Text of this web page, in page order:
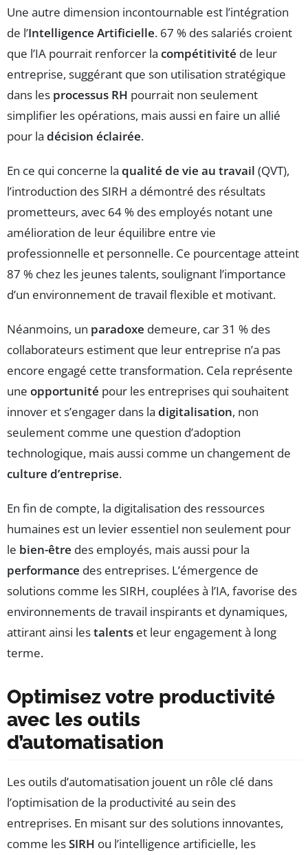
Une autre dimension incontournable est l’intégration
de l’Intelligence Artificielle. 67 % des salariés croient
que l’IA pourrait renforcer la compétitivité de leur
entreprise, suggérant que son utilisation stratégique
dans les processus RH pourrait non seulement
simplifier les opérations, mais aussi en faire un allié
pour la décision éclairée.
En ce qui concerne la qualité de vie au travail (QVT),
l’introduction des SIRH a démontré des résultats
prometteurs, avec 64 % des employés notant une
amélioration de leur équilibre entre vie
professionnelle et personnelle. Ce pourcentage atteint
87 % chez les jeunes talents, soulignant l’importance
d’un environnement de travail flexible et motivant.
Néanmoins, un paradoxe demeure, car 31 % des
collaborateurs estiment que leur entreprise n’a pas
encore engagé cette transformation. Cela représente
une opportunité pour les entreprises qui souhaitent
innover et s’engager dans la digitalisation, non
seulement comme une question d’adoption
technologique, mais aussi comme un changement de
culture d’entreprise.
En fin de compte, la digitalisation des ressources
humaines est un levier essentiel non seulement pour
le bien-être des employés, mais aussi pour la
performance des entreprises. L’émergence de
solutions comme les SIRH, couplées à l’IA, favorise des
environnements de travail inspirants et dynamiques,
attirant ainsi lestalents et leur engagement à long
terme.
Optimisez votre productivité
avec les outils
d’automatisation
Les outils d’automatisation jouent un rôle clé dans
l’optimisation de la productivité au sein des
entreprises. En misant sur des solutions innovantes,
comme lesSIRH ou l’intelligence artificielle, les